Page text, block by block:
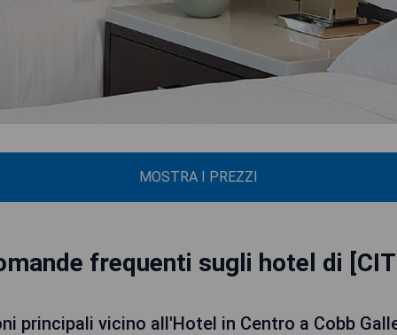
MOSTRA I PREZZI
frequenti sugli hotel di
principali vicino all'Hotel in Centro a Cobb